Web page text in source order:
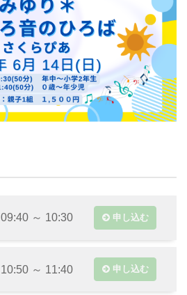
09:40 ～ 10:30 申し込む
10:50 ～ 11:40 申し込む